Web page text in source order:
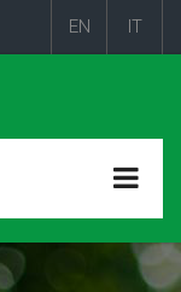
EN IT